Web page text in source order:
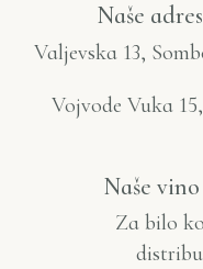
Naše
Valjevska 13,
Vojvode Vuka
Naše
Za bilo